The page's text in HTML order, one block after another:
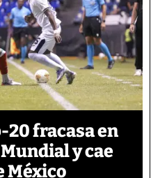
20 fracasa en
y cae
México